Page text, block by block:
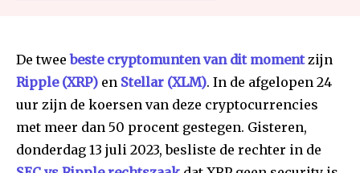
De tweebeste cryptomunten van dit momentzijn
Ripple (XRP) en Stellar (XLM). In de afgelopen 24
uur zijn de koersen van deze cryptocurrencies
met meer dan 50 procent gestegen. Gisteren,
donderdag 13 juli 2023, besliste de rechter in de